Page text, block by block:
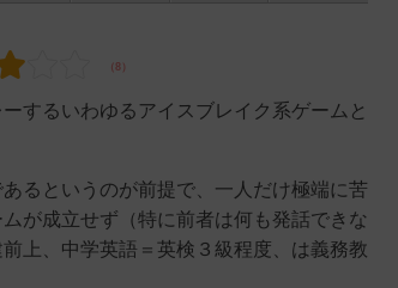
するいわゆるアイスブレイク系ゲームと
るというのが前提で、一人だけ極端に苦
が成立せず（特に前者は何も発話できな
上、中学英語＝英検３級程度、は義務教